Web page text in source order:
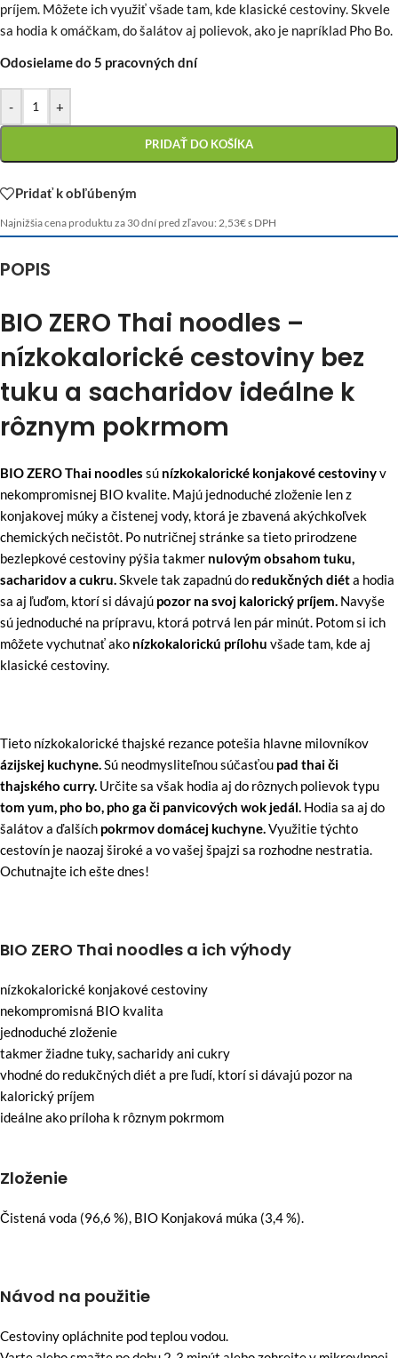
príjem. Môžete ich využiť všade tam, kde klasické cestoviny. Skvele
sa hodia k omáčkam, do šalátov aj polievok, ako je napríklad Pho Bo.
Odosielame do 5 pracovných dní
- +
PRIDAŤ DO KOŠÍKA
Pridať k obľúbeným
Najnižšia cena produktu za 30 dní pred zľavou: 2,53€s DPH
POPIS
BIO ZERO Thai noodles –
nízkokalorické cestoviny bez
tuku a sacharidov ideálne k
rôznym pokrmom
BIO ZERO Thai noodles sú nízkokalorické konjakové cestovinyv
nekompromisnej BIO kvalite. Majú jednoduché zloženie len z
konjakovej múky a čistenej vody, ktorá je zbavená akýchkoľvek
chemických nečistôt. Po nutričnej stránke sa tieto prirodzene
bezlepkové cestoviny pýšia takmer nulovým obsahom tuku,
sacharidov a cukru. Skvele tak zapadnú do redukčných diéta hodia
sa aj ľuďom, ktorí si dávajú pozor na svoj kalorický príjem. Navyše
sú jednoduché na prípravu, ktorá potrvá len pár minút. Potom si ich
môžete vychutnať ako nízkokalorickú prílohu všade tam, kde aj
klasické cestoviny.
Tieto nízkokalorické thajské rezance potešia hlavne milovníkov
ázijskej kuchyne. Sú neodmysliteľnou súčasťou pad thai či
thajského curry. Určite sa však hodia aj do rôznych polievok typu
tom yum, pho bo, pho ga či panvicových wok jedál. Hodia sa aj do
šalátov a ďalších pokrmov domácej kuchyne. Využitie týchto
cestovín je naozaj široké a vo vašej špajzi sa rozhodne nestratia.
Ochutnajte ich ešte dnes!
BIO ZERO Thai noodles a ich výhody
nízkokalorické konjakové cestoviny
nekompromisná BIO kvalita
jednoduché zloženie
takmer žiadne tuky, sacharidy ani cukry
vhodné do redukčných diét a pre ľudí, ktorí si dávajú pozor na
kalorický príjem
ideálne ako príloha k rôznym pokrmom
Zloženie
Čistená voda (96,6 %), BIO Konjaková múka (3,4 %).
Návod na použitie
Cestoviny opláchnite pod teplou vodou.